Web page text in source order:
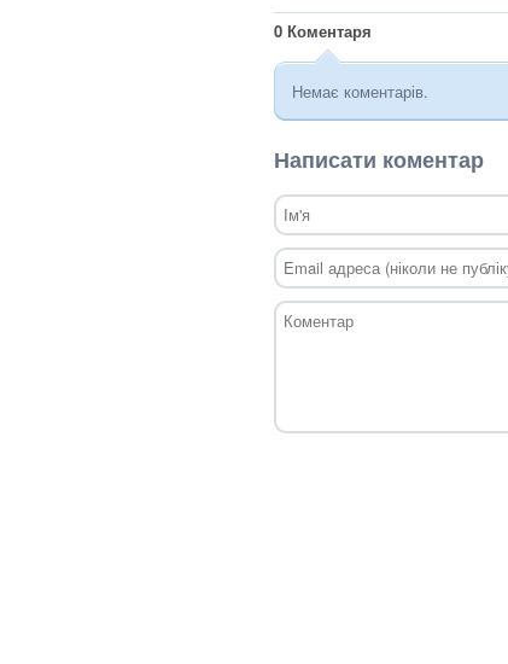
0 Коментаря
Немає коментарів.
Написати коментар